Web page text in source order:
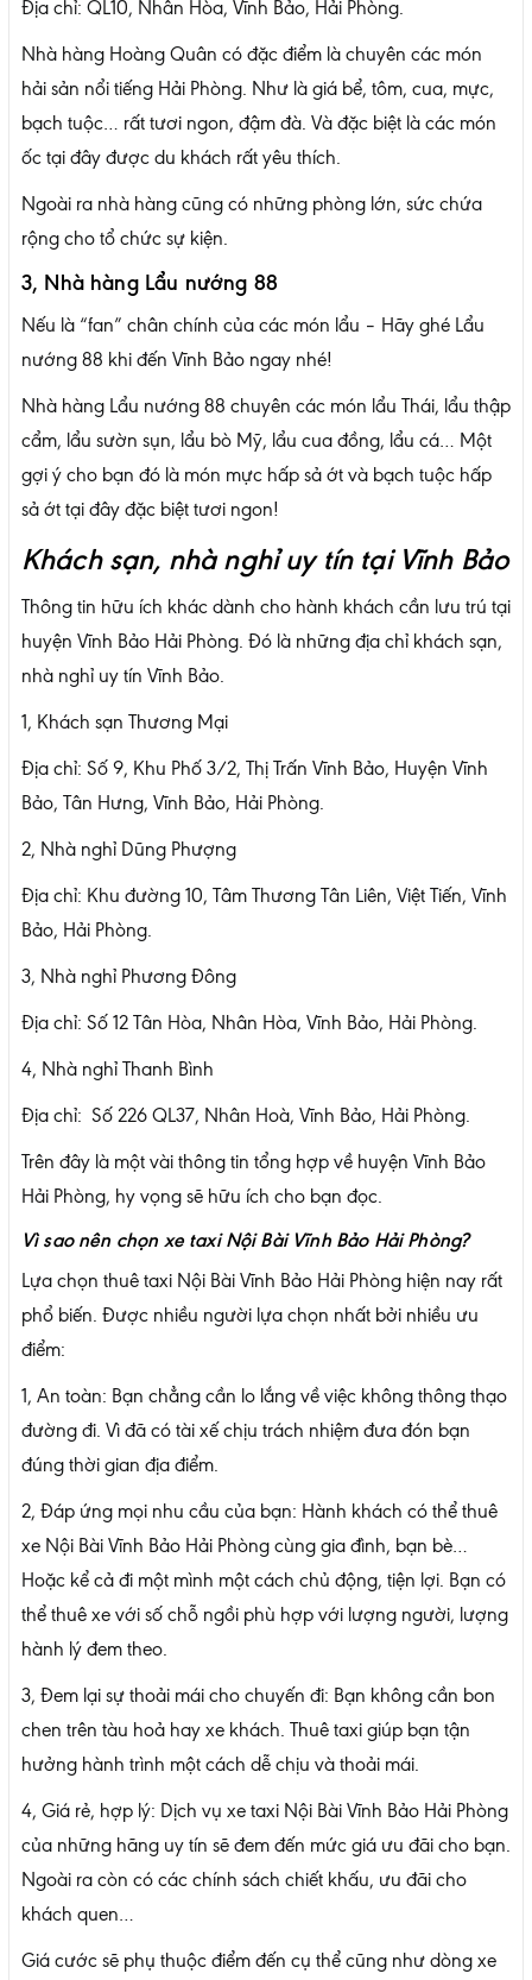
Địa chỉ: QL10, Nhân Hòa, Vĩnh Bảo, Hải Phòng.
Nhà hàng Hoàng Quân có đặc điểm là chuyên các món
hải sản nổi tiếng Hải Phòng. Như là giá bể, tôm, cua, mực,
bạch tuộc… rất tươi ngon, đậm đà. Và đặc biệt là các món
ốc tại đây được du khách rất yêu thích.
Ngoài ra nhà hàng cũng có những phòng lớn, sức chứa
rộng cho tổ chức sự kiện.
3, Nhà hàng Lẩu nướng 88
Nếu là “fan” chân chính của các món lẩu – Hãy ghé Lẩu
nướng 88 khi đến Vĩnh Bảo ngay nhé!
Nhà hàng Lẩu nướng 88 chuyên các món lẩu Thái, lẩu thập
cẩm, lẩu sườn sụn, lẩu bò Mỹ, lẩu cua đồng, lẩu cá… Một
gợi ý cho bạn đó là món mực hấp sả ớt và bạch tuộc hấp
sả ớt tại đây đặc biệt tươi ngon!
Khách sạn, nhà nghỉ uy tín tại Vĩnh Bảo
Thông tin hữu ích khác dành cho hành khách cần lưu trú tại
huyện Vĩnh Bảo Hải Phòng. Đó là những địa chỉ khách sạn,
nhà nghỉ uy tín Vĩnh Bảo.
1, Khách sạn Thương Mại
Địa chỉ: Số 9, Khu Phố 3/2, Thị Trấn Vĩnh Bảo, Huyện Vĩnh
Bảo, Tân Hưng, Vĩnh Bảo, Hải Phòng.
2, Nhà nghỉ Dũng Phượng
Địa chỉ: Khu đường 10, Tâm Thương Tân Liên, Việt Tiến, Vĩnh
Bảo, Hải Phòng.
3, Nhà nghỉ Phương Đông
Địa chỉ: Số 12 Tân Hòa, Nhân Hòa, Vĩnh Bảo, Hải Phòng.
4, Nhà nghỉ Thanh Bình
Địa chỉ: Số 226 QL37, Nhân Hoà, Vĩnh Bảo, Hải Phòng.
Trên đây là một vài thông tin tổng hợp về huyện Vĩnh Bảo
Hải Phòng, hy vọng sẽ hữu ích cho bạn đọc.
Vì sao nên chọn xe taxi Nội Bài Vĩnh Bảo Hải Phòng?
Lựa chọn thuê taxi Nội Bài Vĩnh Bảo Hải Phòng hiện nay rất
phổ biến. Được nhiều người lựa chọn nhất bởi nhiều ưu
điểm:
1, An toàn: Bạn chẳng cần lo lắng về việc không thông thạo
đường đi. Vì đã có tài xế chịu trách nhiệm đưa đón bạn
đúng thời gian địa điểm.
2, Đáp ứng mọi nhu cầu của bạn: Hành khách có thể thuê
xe Nội Bài Vĩnh Bảo Hải Phòng cùng gia đình, bạn bè…
Hoặc kể cả đi một mình một cách chủ động, tiện lợi. Bạn có
thể thuê xe với số chỗ ngồi phù hợp với lượng người, lượng
hành lý đem theo.
3, Đem lại sự thoải mái cho chuyến đi: Bạn không cần bon
chen trên tàu hoả hay xe khách. Thuê taxi giúp bạn tận
hưởng hành trình một cách dễ chịu và thoải mái.
4, Giá rẻ, hợp lý: Dịch vụ xe taxi Nội Bài Vĩnh Bảo Hải Phòng
của những hãng uy tín sẽ đem đến mức giá ưu đãi cho bạn.
Ngoài ra còn có các chính sách chiết khấu, ưu đãi cho
khách quen…
Giá cước sẽ phụ thuộc điểm đến cụ thể cũng như dòng xe